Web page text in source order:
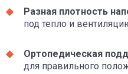
Разная плотность
под тепло и
Ортопедическая
для правильного